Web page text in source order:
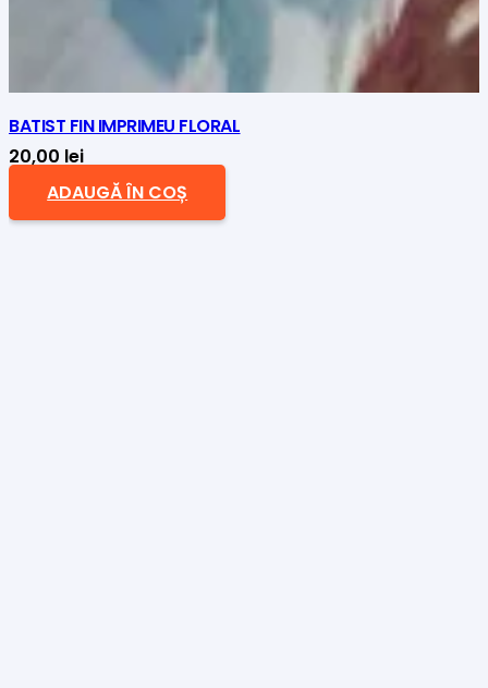
BATIST FIN IMPRIMEU FLORAL
20,00 lei
ADAUGĂ ÎN COȘ